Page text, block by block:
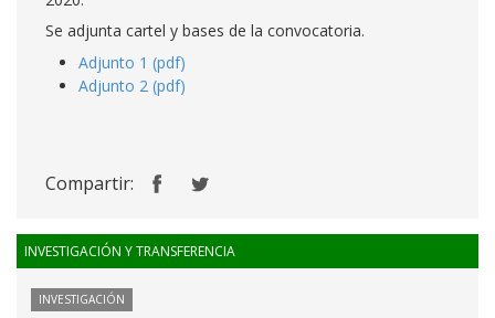
Se adjunta cartel y bases de la convocatoria.
Adjunto 1 (pdf)
Adjunto 2 (pdf)
Compartir:
INVESTIGACIÓN Y TRANSFERENCIA
INVESTIGACIÓN